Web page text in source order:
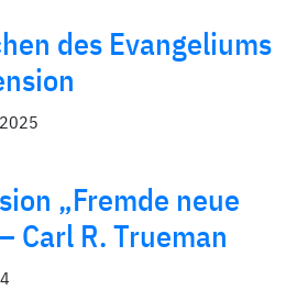
des Evangeliums
„Fremde neue
Carl R. Trueman